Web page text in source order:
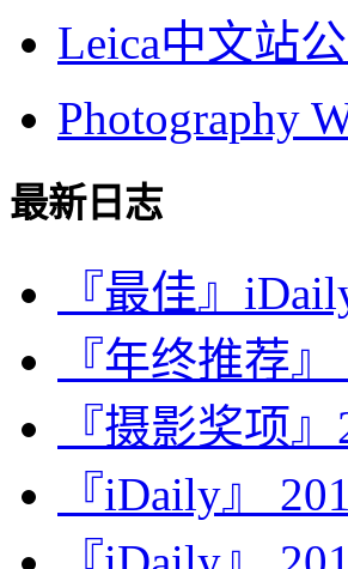
Leica中文站
Photography
最新日志
『最佳』
『年终推荐
『摄影奖项
『iDaily』